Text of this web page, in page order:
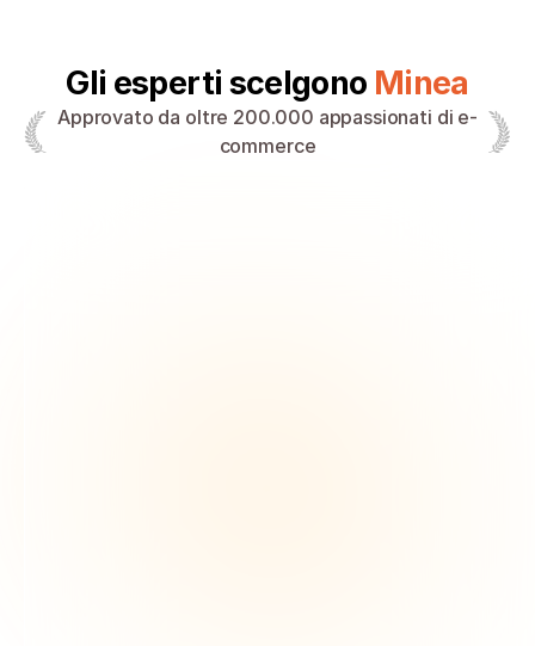
Gli esperti scelgono Minea
Approvato da oltre 200.000 appassionati di e-
commerce